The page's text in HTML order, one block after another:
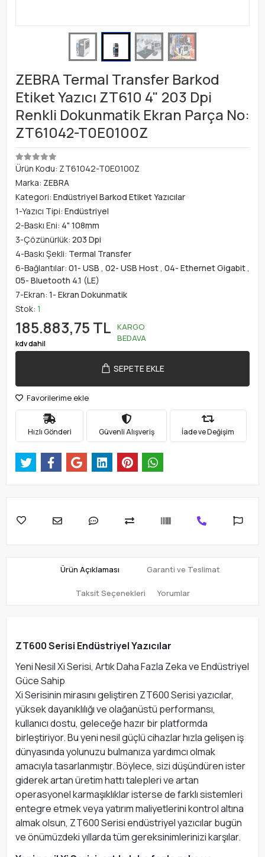
ZEBRA Termal Transfer Barkod
Etiket Yazıcı ZT610 4" 203 Dpi
Renkli Dokunmatik Ekran Parça No:
ZT61042-T0E0100Z
Ürün Kodu: ZT61042-T0E0100Z
Marka: ZEBRA
Kategori: Endüstriyel Barkod Etiket Yazıcılar
1-Yazıcı Tipi: Endüstriyel
2-Baskı Eni: 4" 108mm
3-Çözünürlük: 203 Dpi
4-Baskı Şekli: Termal Transfer
6-Bağlantılar: 01- USB 02- USB Host 04- Ethernet Gigabit
05- Bluetooth 4.1 (LE)
7-Ekran: 1- Ekran Dokunmatik
Stok: 1
185.883,75 TL
kdv dahil
KARGO
BEDAVA
SEPETE EKLE
Favorilerime ekle
Hızlı Gönderi Güvenli Alışveriş İade ve Değişim
Ürün Açıklaması Garanti ve Teslimat
Taksit Seçenekleri Yorumlar
ZT600 Serisi Endüstriyel Yazıcılar
Yeni Nesil Xi Serisi, Artık Daha Fazla Zeka ve Endüstriyel
Güce Sahip
Xi Serisinin mirasını geliştiren ZT600 Serisi yazıcılar,
yüksek dayanıklılığı ve olağanüstü performansı,
kullanıcı dostu, geleceğe hazır bir platformda
birleştiriyor. Bu yeni nesil güçlü cihazlar hızla gelişen iş
dünyasında yolunuzu bulmanıza yardımcı olmak
amacıyla tasarlanmıştır. Böylece, sizi düşündüren ister
giderek artan üretim hattı talepleri ve artan
operasyonel karmaşıklıklar isterse de farklı sistemleri
entegre etmek veya yatırım maliyetlerini kontrol altına
almak olsun, ZT600 Serisi endüstriyel yazıcılar bugün
ve önümüzdeki yıllarda tüm gereksinimlerinizi karşılar.